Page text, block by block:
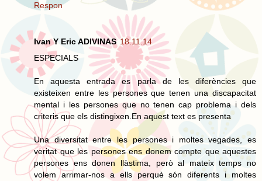
Respon
Ivan Y Eric ADIVINAS 18.11.14
ESPECIALS
En aquesta entrada es parla de les diferències que
existeixen entre les persones que tenen una discapacitat
mental i les persones que no tenen cap problema i dels
criteris que els distingixen.En aquest text es presenta
Una diversitat entre les persones i moltes vegades, es
veritat que les persones ens donem compte que aquestes
persones ens donen llàstima, però al mateix temps no
volem arrimar-nos a ells perquè són diferents i moltes